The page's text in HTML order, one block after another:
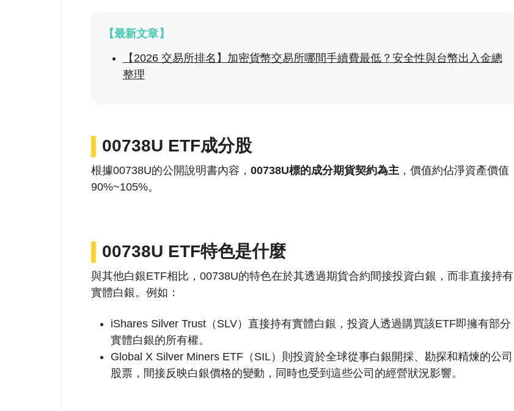
【最新文章】
【2026 交易所排名】加密貨幣交易所哪間手續費最低？安全性與台幣出入金總
整理
00738U ETF成分股
根據00738U的公開說明書內容， 00738U標的成分期貨契約為主，價值約佔淨資產價值
90%~105%。
00738U ETF特色是什麼
與其他白銀ETF相比，00738U的特色在於其透過期貨合約間接投資白銀，而非直接持有
實體白銀。例如：
iShares Silver Trust（SLV）直接持有實體白銀，投資人透過購買該ETF即擁有部分
實體白銀的所有權。
Global X Silver Miners ETF（SIL）則投資於全球從事白銀開採、勘探和精煉的公司
股票，間接反映白銀價格的變動，同時也受到這些公司的經營狀況影響。